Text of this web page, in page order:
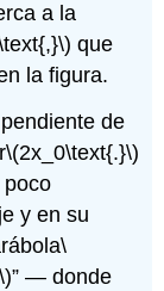
a la
que
la figura.
de
\(2x_0\text{.}\)
poco
y en su
\
” — donde